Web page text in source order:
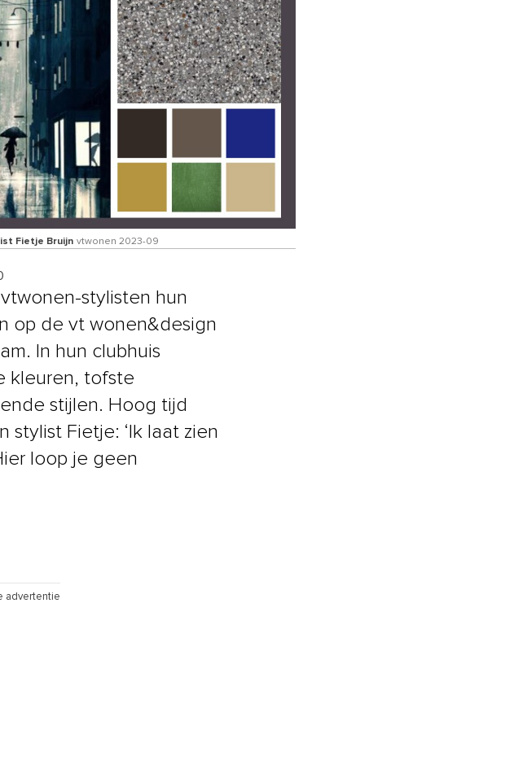
Fietje Bruijn vtwonen 2023-09
stylisten hun
op de vt wonen&design
In hun clubhuis
kleuren, tofste
stijlen. Hoog tijd
Fietje: ‘Ik laat zien
loop je geen
advertentie